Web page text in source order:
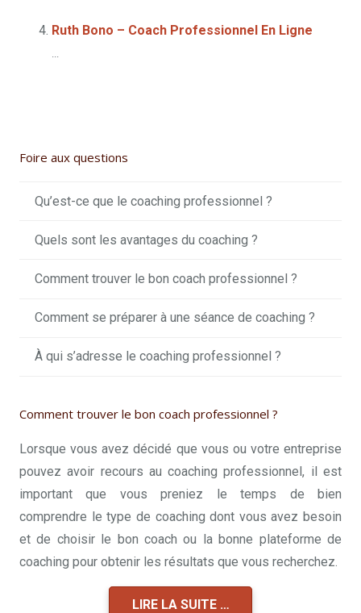
Ruth Bono – Coach Professionnel En Ligne
...
Foire aux questions
Qu’est-ce que le coaching professionnel ?
Quels sont les avantages du coaching ?
Comment trouver le bon coach professionnel ?
Comment se préparer à une séance de coaching ?
À qui s’adresse le coaching professionnel ?
Comment trouver le bon coach professionnel ?
Lorsque vous avez décidé que vous ou votre entreprise
pouvez avoir recours au coaching professionnel, il est
important que vous preniez le temps de bien
comprendre le type de coaching dont vous avez besoin
et de choisir le bon coach ou la bonne plateforme de
coaching pour obtenir les résultats que vous recherchez.
LIRE LA SUITE …